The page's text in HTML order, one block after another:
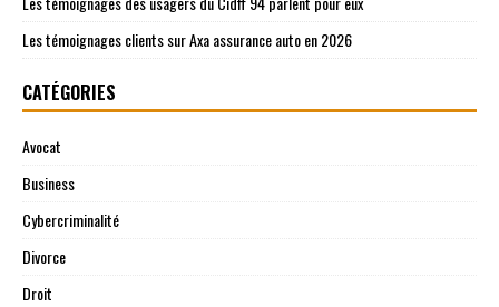
Les témoignages clients sur Axa assurance auto en 2026
CATÉGORIES
Avocat
Business
Cybercriminalité
Divorce
Droit